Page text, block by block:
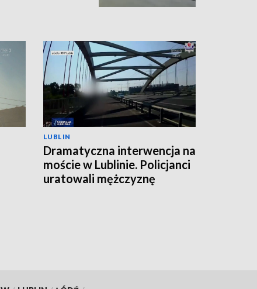
LUBLIN
Dramatyczna interwencja na
moście w Lublinie. Policjanci
uratowali mężczyznę